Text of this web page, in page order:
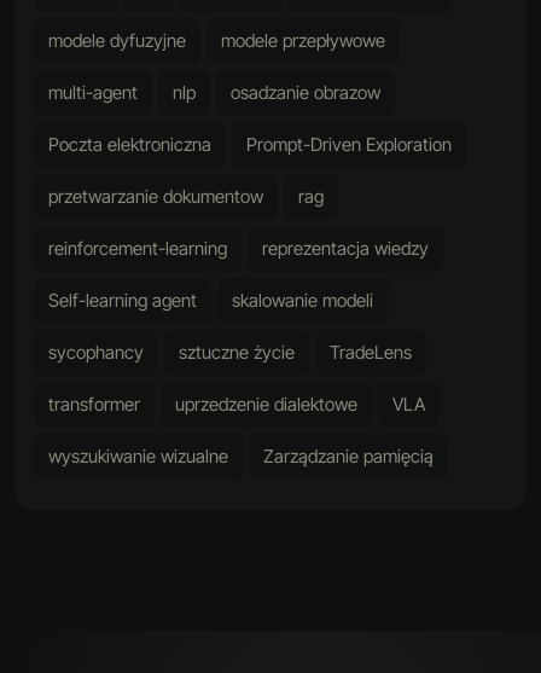
modele dyfuzyjne modele przepływowe
multi-agent nlp osadzanie obrazow
Poczta elektroniczna Prompt-Driven Exploration
przetwarzanie dokumentow rag
reinforcement-learning reprezentacja wiedzy
Self-learning agent skalowanie modeli
sycophancy sztuczne życie TradeLens
transformer uprzedzenie dialektowe VLA
wyszukiwanie wizualne Zarządzanie pamięcią